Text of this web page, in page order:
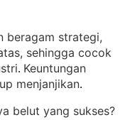
beragam strategi,
sehingga cocok
. Keuntungan
menjanjikan.
belut yang sukses?